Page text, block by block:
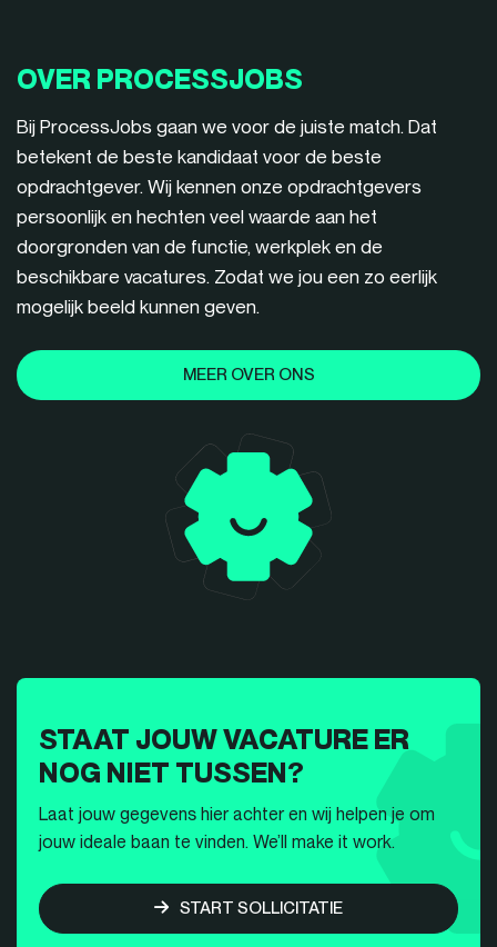
OVER PROCESSJOBS
Bij ProcessJobs gaan we voor de juiste match. Dat
betekent de beste kandidaat voor de beste
opdrachtgever. Wij kennen onze opdrachtgevers
persoonlijk en hechten veel waarde aan het
doorgronden van de functie, werkplek en de
beschikbare vacatures. Zodat we jou een zo eerlijk
mogelijk beeld kunnen geven.
MEER OVER ONS
STAAT JOUW VACATURE ER
NOG NIET TUSSEN?
Laat jouw gegevens hier achter en wij helpen je om
jouw ideale baan te vinden. We’ll make it work.
START SOLLICITATIE